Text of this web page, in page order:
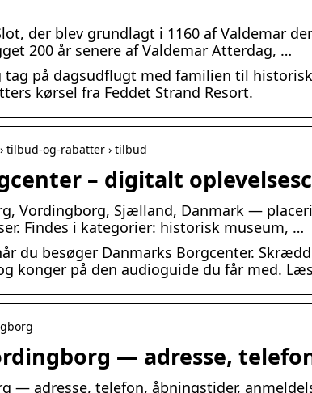
der blev grundlagt i 1160 af Valdemar
200 år senere af Valdemar Atterdag, …
tag på dagsudflugt med familien til
kørsel fra Feddet Strand Resort.
tilbud-og-rabatter › tilbud
– digitalt
Vordingborg, Sjælland, Danmark —
Findes i kategorier: historisk museum, …
du besøger Danmarks Borgcenter.
konger på den audioguide du får med.
— adresse,
— adresse, telefon, åbningstider,